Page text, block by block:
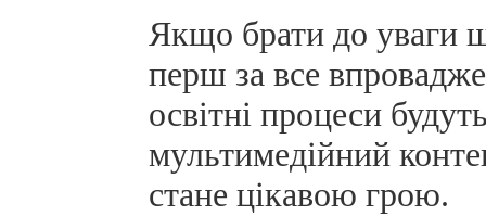
Якщо брати до уваги
перш за все
освітні процеси
мультимедійний
стане цікавою грою.